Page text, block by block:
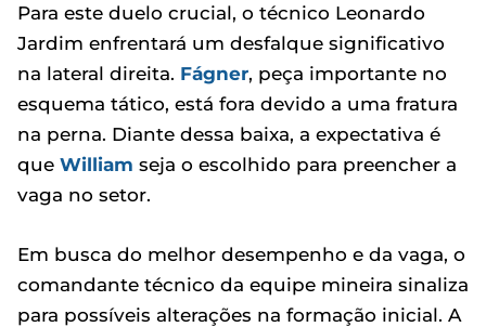
Para este duelo crucial, o técnico Leonardo
Jardim enfrentará um desfalque significativo
na lateral direita. Fágner, peça importante no
esquema tático, está fora devido a uma fratura
na perna. Diante dessa baixa, a expectativa é
que William seja o escolhido para preencher a
vaga no setor.
Em busca do melhor desempenho e da vaga, o
comandante técnico da equipe mineira sinaliza
para possíveis alterações na formação inicial. A